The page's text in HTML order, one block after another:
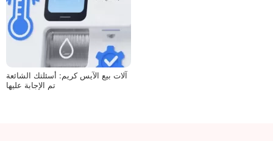
آلات بيع الآيس كريم: أسئلتك الشائعة
تم الإجابة عليها